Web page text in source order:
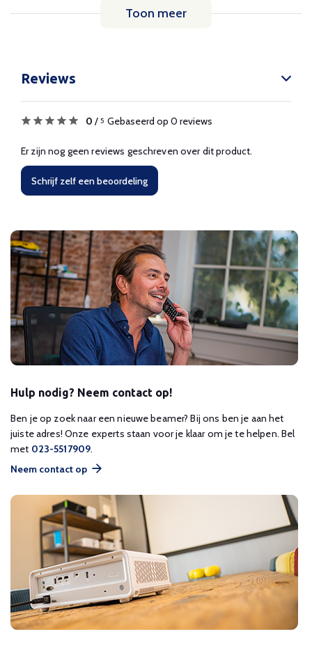
Toon meer
Reviews
0 / 5 Gebaseerd op 0 reviews
Er zijn nog geen reviews geschreven over dit product.
Schrijf zelf een beoordeling
Hulp nodig? Neem contact op!
Ben je op zoek naar een nieuwe beamer? Bij ons ben je aan het
juiste adres! Onze experts staan voor je klaar om je te helpen. Bel
met 023-5517909.
Neem contact op